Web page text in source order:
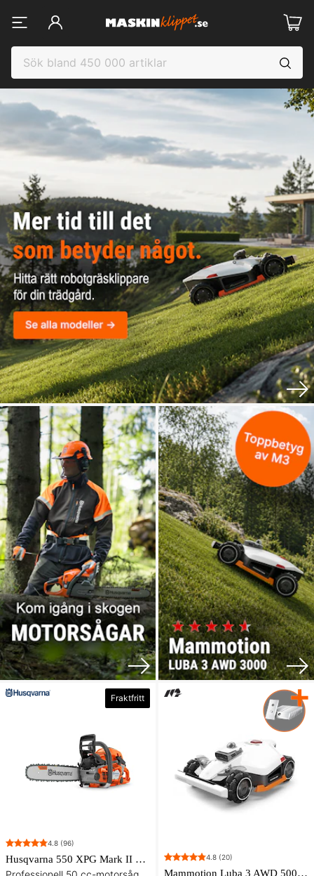
Fraktfritt
4.8 (96)
Husqvarna 550 XPG Mark II Motorsåg 15'' 4.8 (20)
Mammotion Luba 3 AWD 5000 Robotgräsklippare - 24-pack knivar på köpet!